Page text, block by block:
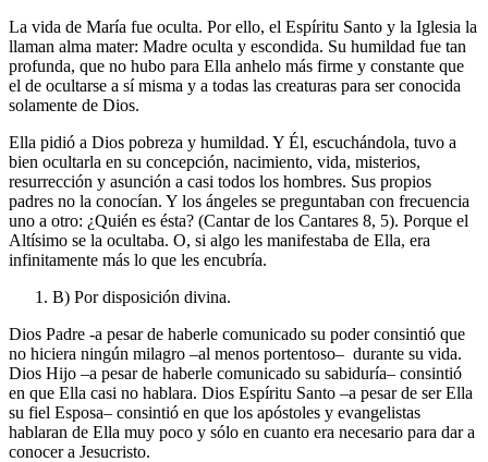
La vida de María fue oculta. Por ello, el Espíritu Santo y la Iglesia la
llaman alma mater: Madre oculta y escondida. Su humildad fue tan
profunda, que no hubo para Ella anhelo más firme y constante que
el de ocultarse a sí misma y a todas las creaturas para ser conocida
solamente de Dios.
Ella pidió a Dios pobreza y humildad. Y Él, escuchándola, tuvo a
bien ocultarla en su concepción, nacimiento, vida, misterios,
resurrección y asunción a casi todos los hombres. Sus propios
padres no la conocían. Y los ángeles se preguntaban con frecuencia
uno a otro: ¿Quién es ésta? (Cantar de los Cantares 8, 5). Porque el
Altísimo se la ocultaba. O, si algo les manifestaba de Ella, era
infinitamente más lo que les encubría.
B) Por disposición divina.
Dios Padre -a pesar de haberle comunicado su poder consintió que
no hiciera ningún milagro –al menos portentoso– durante su vida.
Dios Hijo –a pesar de haberle comunicado su sabiduría– consintió
en que Ella casi no hablara. Dios Espíritu Santo –a pesar de ser Ella
su fiel Esposa– consintió en que los apóstoles y evangelistas
hablaran de Ella muy poco y sólo en cuanto era necesario para dar a
conocer a Jesucristo.